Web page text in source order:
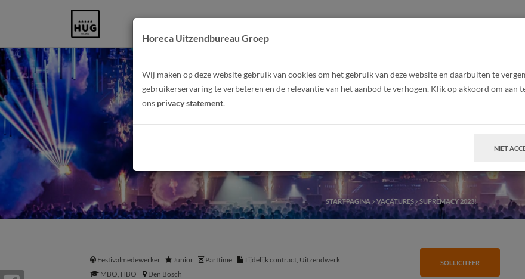
Supremacy 2023!
STARTPAGINA VACATURES SUPREMACY 2023!
Festivalmedewerker Junior Parttime
Tijdelijk contract, Uitzendwerk
MBO, HBO
Den Bosch
SOLLICITEER
Horeca Uitzendbureau Groep
Wij maken op deze website gebruik van cookies om het gebruik van deze website en daarbuiten te
gebruikerservaring te verbeteren en de relevantie van het aanbod te verhogen. Klik op akkoord om aan
ons privacy statement.
NIET